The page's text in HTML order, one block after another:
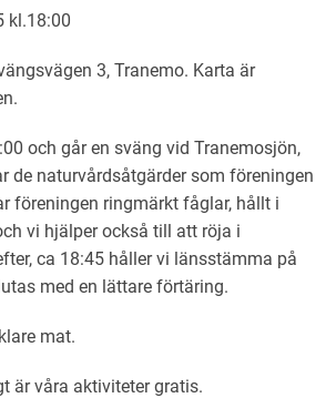
kl.18:00
3, Tranemo. Karta är
och går en sväng vid Tranemosjön,
de naturvårdsåtgärder som föreningen
föreningen ringmärkt fåglar, hållt i
vi hjälper också till att röja i
ca 18:45 håller vi länsstämma på
med en lättare förtäring.
mat.
är våra aktiviteter gratis.